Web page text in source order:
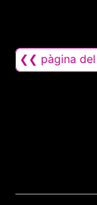
❮❮ pàgina